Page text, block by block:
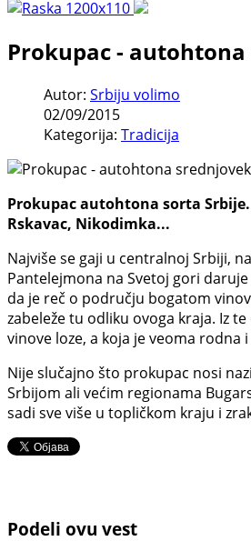
Prokupac -
Autor: Srbiju volimo
02/09/2015
Kategorija: Tradicija
Prokupac autohtona sorta
Rskavac, Nikodimka...
Najviše se gaji u centralnoj Srbiji,
Pantelejmona na Svetoj gori
da je reč o području bogatom
zabeleže tu odliku ovoga kraja. Iz
vinove loze, a koja je veoma rodna
Nije slučajno što prokupac nosi
Srbijom ali većim regionama
sadi sve više u topličkom kraju i
Podeli ovu vest